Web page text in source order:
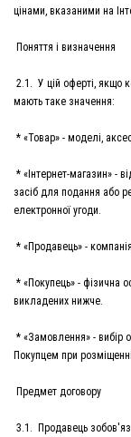
цінами, вказаними на
Поняття і визначення
2.1. У цій оферті, якщо
мають таке значення:
* «Товар» - моделі,
* «Інтернет-магазин» -
засіб для подання або
електронної угоди.
* «Продавець» -
* «Покупець» - фізична
викладених нижче.
* «Замовлення» - вибір
Покупцем при
Предмет договору
3.1. Продавець